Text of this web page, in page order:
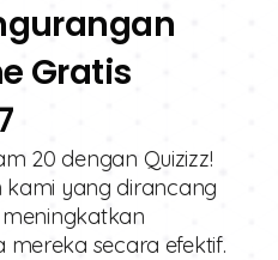
Gratis
20 dengan Quizizz!
kami yang dirancang
meningkatkan
secara efektif.